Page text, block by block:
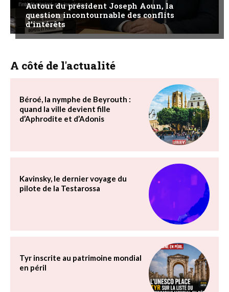
Autour du président Joseph Aoun, la
question incontournable des conflits
d’intérêts
A côté de l'actualité
Béroé, la nymphe de Beyrouth :
quand la ville devient fille
d’Aphrodite et d’Adonis
Kavinsky, le dernier voyage du
pilote de la Testarossa
Tyr inscrite au patrimoine mondial
en péril